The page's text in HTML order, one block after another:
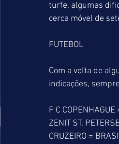
turfe, algumas
cerca móvel de
FUTEBOL
Com a volta de
indicações,
F C
ZENIT ST.
CRUZEIRO =